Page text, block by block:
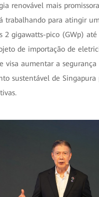
renovável mais
trabalhando para atingir
2 gigawatts-pico (GWp)
de importação de
visa aumentar a
sustentável de